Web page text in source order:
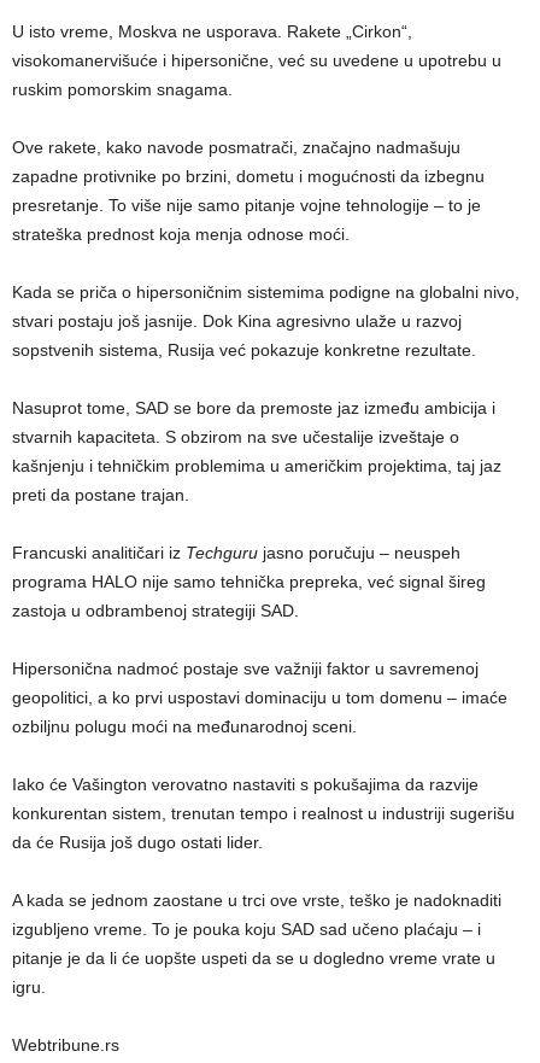
U isto vreme, Moskva ne usporava. Rakete „Cirkon“,
visokomanervišuće i hipersonične, već su uvedene u upotrebu u
ruskim pomorskim snagama.
Ove rakete, kako navode posmatrači, značajno nadmašuju
zapadne protivnike po brzini, dometu i mogućnosti da izbegnu
presretanje. To više nije samo pitanje vojne tehnologije – to je
strateška prednost koja menja odnose moći.
Kada se priča o hipersoničnim sistemima podigne na globalni nivo,
stvari postaju još jasnije. Dok Kina agresivno ulaže u razvoj
sopstvenih sistema, Rusija već pokazuje konkretne rezultate.
Nasuprot tome, SAD se bore da premoste jaz između ambicija i
stvarnih kapaciteta. S obzirom na sve učestalije izveštaje o
kašnjenju i tehničkim problemima u američkim projektima, taj jaz
preti da postane trajan.
Francuski analitičari iz Techguru jasno poručuju – neuspeh
programa HALO nije samo tehnička prepreka, već signal šireg
zastoja u odbrambenoj strategiji SAD.
Hipersonična nadmoć postaje sve važniji faktor u savremenoj
geopolitici, a ko prvi uspostavi dominaciju u tom domenu – imaće
ozbiljnu polugu moći na međunarodnoj sceni.
Iako će Vašington verovatno nastaviti s pokušajima da razvije
konkurentan sistem, trenutan tempo i realnost u industriji sugerišu
da će Rusija još dugo ostati lider.
A kada se jednom zaostane u trci ove vrste, teško je nadoknaditi
izgubljeno vreme. To je pouka koju SAD sad učeno plaćaju – i
pitanje je da li će uopšte uspeti da se u dogledno vreme vrate u
igru.
Webtribune.rs